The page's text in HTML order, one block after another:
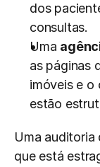
dos
consultas.
Uma
as páginas
imóveis e
estão
Uma auditoria
que está